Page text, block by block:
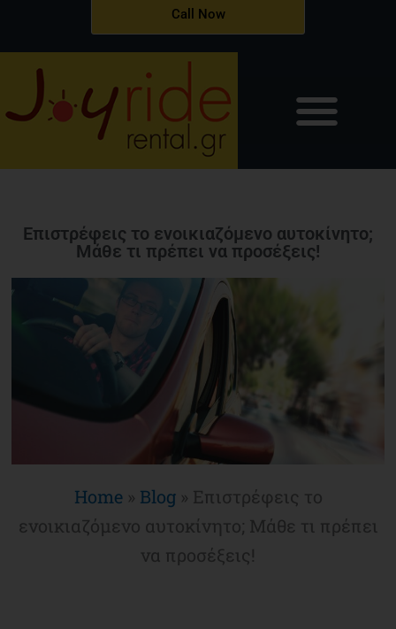
περιεχόμενο
Call Now
Επιστρέφεις το ενοικιαζόμενο αυτοκίνητο;
Μάθε τι πρέπει να προσέξεις!
Home» Blog» Επιστρέφεις το
ενοικιαζόμενο αυτοκίνητο; Μάθε τι πρέπει
να προσέξεις!